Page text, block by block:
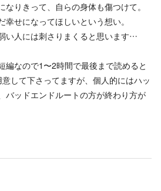
りきって、自らの身体も傷つけて。
せになってほしいという想い。
い人には刺さりまくると思います…
なので1〜2時間で最後まで読めると
して下さってますが、個人的にはハッ
バッドエンドルートの方が終わり方が